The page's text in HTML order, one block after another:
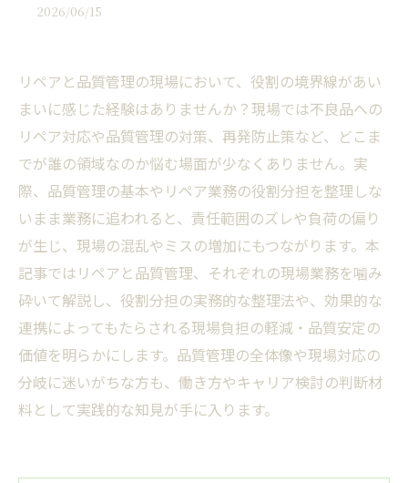
2026/06/15
リペアと品質管理の現場において、役割の境界線があい
まいに感じた経験はありませんか？現場では不良品への
リペア対応や品質管理の対策、再発防止策など、どこま
でが誰の領域なのか悩む場面が少なくありません。実
際、品質管理の基本やリペア業務の役割分担を整理しな
いまま業務に追われると、責任範囲のズレや負荷の偏り
が生じ、現場の混乱やミスの増加にもつながります。本
記事ではリペアと品質管理、それぞれの現場業務を噛み
砕いて解説し、役割分担の実務的な整理法や、効果的な
連携によってもたらされる現場負担の軽減・品質安定の
価値を明らかにします。品質管理の全体像や現場対応の
分岐に迷いがちな方も、働き方やキャリア検討の判断材
料として実践的な知見が手に入ります。